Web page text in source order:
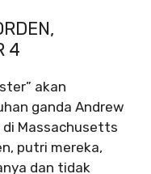
4
akan
ganda Andrew
di Massachusetts
putri mereka,
dan tidak